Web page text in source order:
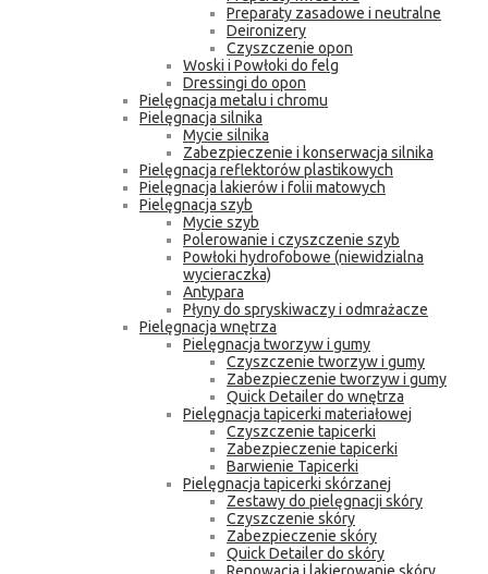
Preparaty zasadowe i neutralne
Deironizery
Czyszczenie opon
Woski i Powłoki do felg
Dressingi do opon
Pielęgnacja metalu i chromu
Pielęgnacja silnika
Mycie silnika
Zabezpieczenie i konserwacja silnika
Pielęgnacja reflektorów plastikowych
Pielęgnacja lakierów i folii matowych
Pielęgnacja szyb
Mycie szyb
Polerowanie i czyszczenie szyb
Powłoki hydrofobowe (niewidzialna
wycieraczka)
Antypara
Płyny do spryskiwaczy i odmrażacze
Pielęgnacja wnętrza
Pielęgnacja tworzyw i gumy
Czyszczenie tworzyw i gumy
Zabezpieczenie tworzyw i gumy
Quick Detailer do wnętrza
Pielęgnacja tapicerki materiałowej
Czyszczenie tapicerki
Zabezpieczenie tapicerki
Barwienie Tapicerki
Pielęgnacja tapicerki skórzanej
Zestawy do pielęgnacji skóry
Czyszczenie skóry
Zabezpieczenie skóry
Quick Detailer do skóry